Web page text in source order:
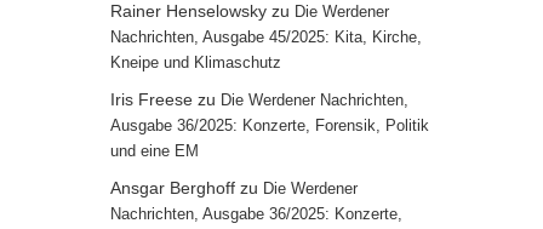
Rainer Henselowsky zu Die Werdener
Nachrichten, Ausgabe 45/2025: Kita, Kirche,
Kneipe und Klimaschutz
Iris Freese zu Die Werdener Nachrichten,
Ausgabe 36/2025: Konzerte, Forensik, Politik
und eine EM
Ansgar Berghoff zu Die Werdener
Nachrichten, Ausgabe 36/2025: Konzerte,